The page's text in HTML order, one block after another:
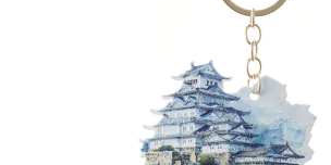
商品カテゴリー/家具
商品カテゴリー/雑貨